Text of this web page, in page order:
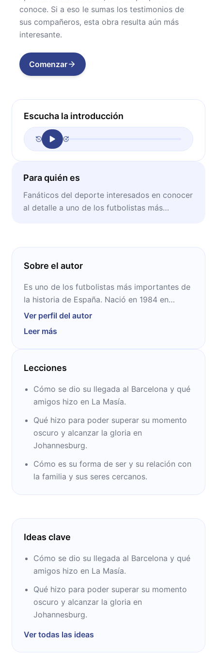
conoce. Si a eso le sumas los testimonios de
sus compañeros, esta obra resulta aún más
interesante.
Comenzar
Escucha la introducción
Para quién es
Fanáticos del deporte interesados en conocer
al detalle a uno de los futbolistas más
Sobre el autor
Es uno de los futbolistas más importantes de
la historia de España. Nació en 1984 en
Fuentealbilla y a los ocho años ingresó en las
fichado por el Barcelona, donde hizo historia:
obtuvo 32 títulos con la institución catalana.
Además ganó un Mundial con su selección,
Países Bajos, y dos Eurocopas.
Ver perfil del autor
Leer más
Lecciones
Cómo se dio su llegada al Barcelona y qué
amigos hizo en La Masía.
Qué hizo para poder superar su momento
oscuro y alcanzar la gloria en
Johannesburg.
Cómo es su forma de ser y su relación con
la familia y sus seres cercanos.
Ideas clave
Cómo se dio su llegada al Barcelona y qué
amigos hizo en La Masía.
Qué hizo para poder superar su momento
oscuro y alcanzar la gloria en
Johannesburg.
Ver todas las ideas